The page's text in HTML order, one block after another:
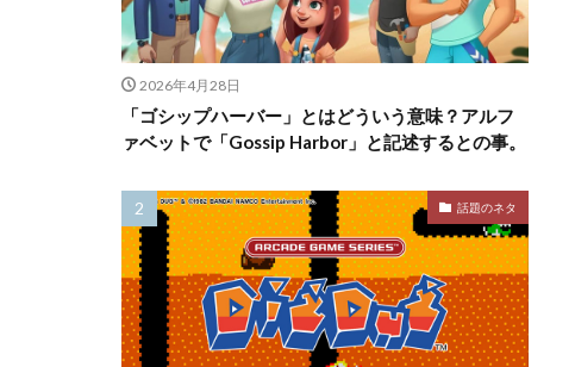
2026年4月28日
「ゴシップハーバー」とはどういう意味？アルフ
ァベットで「Gossip Harbor」と記述するとの事。
話題のネタ